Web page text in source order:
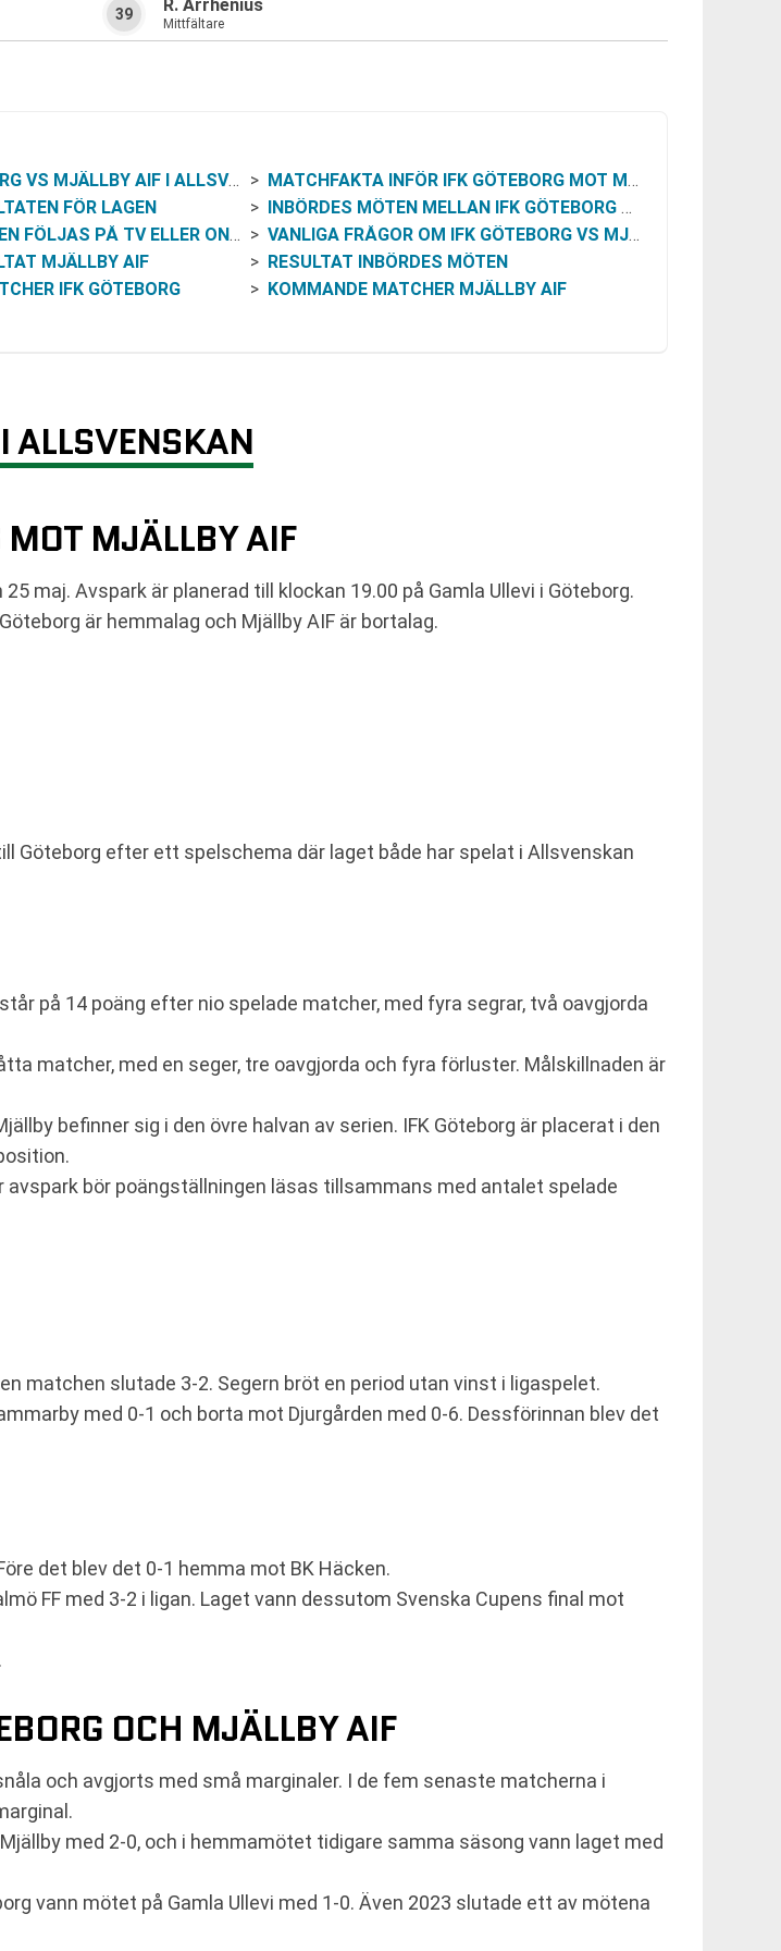
39 R. Arrhenius
Mittfältare
MJÄLLBY AIF I ALLSVENSKAN
MATCHFAKTA INFÖR IFK GÖTEBORG MOT MJÄLLBY AIF
FÖR LAGEN
INBÖRDES MÖTEN MELLAN IFK GÖTEBORG OCH MJÄLLBY AIF
FÖLJAS PÅ TV ELLER ONLINE
VANLIGA FRÅGOR OM IFK GÖTEBORG VS MJÄLLBY AIF
MJÄLLBY AIF
RESULTAT INBÖRDES MÖTEN
IFK GÖTEBORG
KOMMANDE MATCHER MJÄLLBY AIF
ALLSVENSKAN
MOT MJÄLLBY AIF
maj. Avspark är planerad till klockan 19.00 på Gamla Ullevi i Göteborg.
är hemmalag och Mjällby AIF är bortalag.
Göteborg efter ett spelschema där laget både har spelat i Allsvenskan
på 14 poäng efter nio spelade matcher, med fyra segrar, två oavgjorda
matcher, med en seger, tre oavgjorda och fyra förluster. Målskillnaden är
befinner sig i den övre halvan av serien. IFK Göteborg är placerat i den
bör poängställningen läsas tillsammans med antalet spelade
matchen slutade 3-2. Segern bröt en period utan vinst i ligaspelet.
med 0-1 och borta mot Djurgården med 0-6. Dessförinnan blev det
det blev det 0-1 hemma mot BK Häcken.
FF med 3-2 i ligan. Laget vann dessutom Svenska Cupens final mot
OCH MJÄLLBY AIF
och avgjorts med små marginaler. I de fem senaste matcherna i
med 2-0, och i hemmamötet tidigare samma säsong vann laget med
vann mötet på Gamla Ullevi med 1-0. Även 2023 slutade ett av mötena